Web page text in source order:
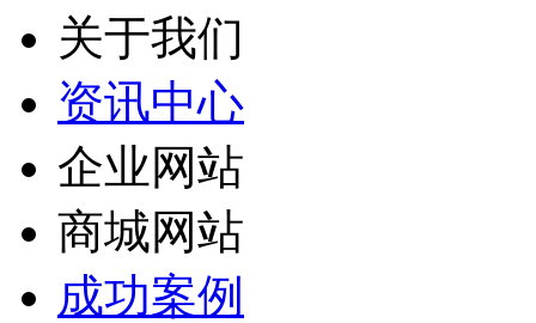
关于我们
资讯中心
企业网站
商城网站
成功案例